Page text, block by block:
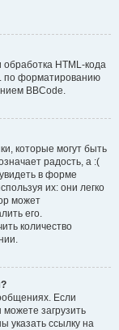
HTML-кода
по форматированию
BBCode.
которые могут быть
радость, а :(
в форме
их: они легко
может
его.
количество
Если
загрузить
указать ссылку на